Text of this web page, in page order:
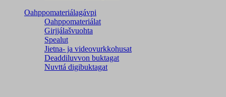
Oahppomateriálagávpi
Oahppomateriálat
Girjjálašvuohta
Spealut
Jietna- ja videovurkkohusat
Deaddiluvvon buktagat
Nuvttá digibuktagat